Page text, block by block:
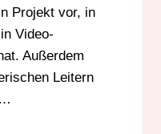
Projekt vor, in
Video-
Außerdem
Leitern